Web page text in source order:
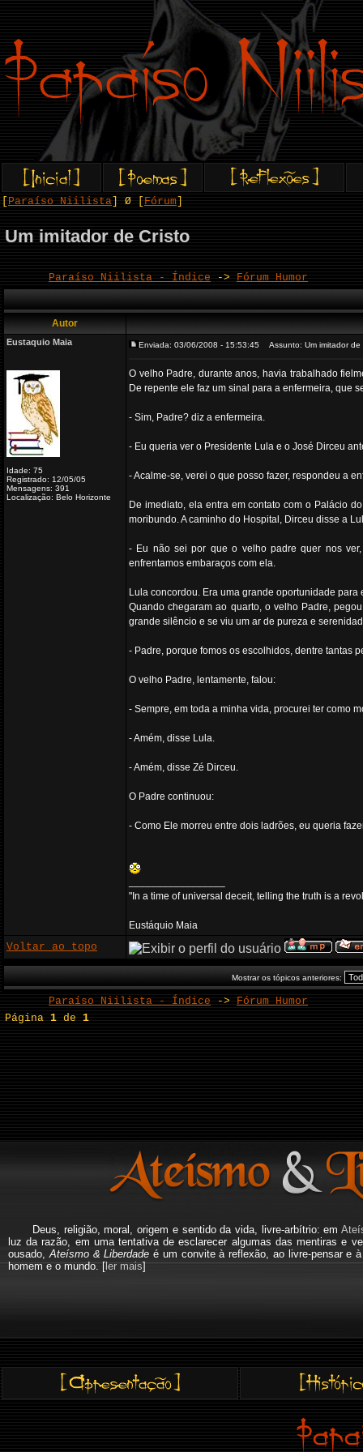
Paraíso Niilista ] Ø [ Fórum
Um imitador de Cristo
Paraíso Niilista - Índice -> Fórum Humor
Autor
Eustaquio Maia
Idade: 75
Registrado: 12/05/05
Mensagens: 391
Localização: Belo Horizonte
Enviada: 03/06/2008 - 15:53:45 Assunto: Um imitador de
O velho Padre, durante anos, havia trabalhado
De repente ele faz um sinal para a enfermeira, que
- Sim, Padre? diz a enfermeira.
- Eu queria ver o Presidente Lula e o José Dirceu
- Acalme-se, verei o que posso fazer, respondeu a
De imediato, ela entra em contato com o Palácio
moribundo. A caminho do Hospital, Dirceu disse a
- Eu não sei por que o velho padre quer nos
enfrentamos embaraços com ela.
Lula concordou. Era uma grande oportunidade
Quando chegaram ao quarto, o velho Padre,
grande silêncio e se viu um ar de pureza e
- Padre, porque fomos os escolhidos, dentre tantas
O velho Padre, lentamente, falou:
- Sempre, em toda a minha vida, procurei ter como
- Amém, disse Lula.
- Amém, disse Zé Dirceu.
O Padre continuou:
- Como Ele morreu entre dois ladrões, eu queria
"In a time of universal deceit, telling the truth is a
Eustáquio Maia
Voltar ao topo
Mostrar os tópicos anteriores:
Paraíso Niilista - Índice -> Fórum Humor
Página1 de1
Deus, religião, moral, origem e sentido da vida, livre-arbítrio: em
luz da razão, em uma tentativa de esclarecer algumas das mentiras e
ousado, Ateísmo & Liberdade é um convite à reflexão, ao livre-pensar e
homem e o mundo. [ler mais]